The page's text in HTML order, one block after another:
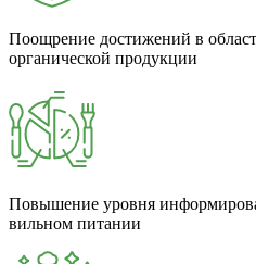
Поощрение дости­жений в
орга­ни­че­ской про­дук­ции
Повышение уровня
виль­ном питании